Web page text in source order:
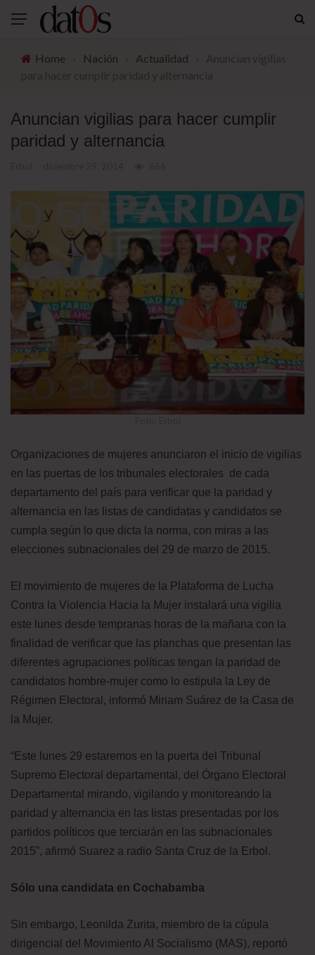
Home Nación Actualidad
Anuncian vigilias para hacer cumplir
paridad y alternancia
Organizaciones de mujeres anunciaron el inicio de vigilias
en las puertas de los tribunales electorales de cada
departamento del país para verificar que la paridad y
alternancia en las listas de candidatas y candidatos se
cumpla según lo que dicta la norma, con miras a las
elecciones subnacionales del 29 de marzo de 2015.
El movimiento de mujeres de la Plataforma de Lucha
Contra la Violencia Hacia la Mujer instalará una vigilia
este lunes desde tempranas horas de la mañana con la
finalidad de verificar que las planchas que presentan las
diferentes agrupaciones políticas tengan la paridad de
candidatos hombre-mujer como lo estipula la Ley de
Régimen Electoral, informó Miriam Suárez de la Casa de
la Mujer.
“Este lunes 29 estaremos en la puerta del Tribunal
Supremo Electoral departamental, del Órgano Electoral
Departamental mirando, vigilando y monitoreando la
paridad y alternancia en las listas presentadas por los
partidos políticos que terciarán en las subnacionales
2015”, afirmó Suarez a radio Santa Cruz de la Erbol.
Sólo una candidata en Cochabamba
Sin embargo, Leonilda Zurita, miembro de la cúpula
dirigencial del Movimiento Al Socialismo (MAS), reportó